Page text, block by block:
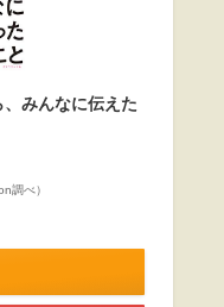
みんなに伝えた
調べ）